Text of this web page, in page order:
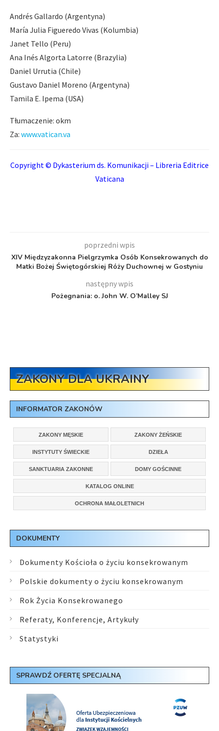
Andrés Gallardo (Argentyna)
María Julia Figueredo Vivas (Kolumbia)
Janet Tello (Peru)
Ana Inés Algorta Latorre (Brazylia)
Daniel Urrutia (Chile)
Gustavo Daniel Moreno (Argentyna)
Tamila E. Ipema (USA)
Tłumaczenie: okm
Za: www.vatican.va
Copyright © Dykasterium ds. Komunikacji – Libreria Editrice
Vaticana
poprzedni wpis
XIV Międzyzakonna Pielgrzymka Osób Konsekrowanych do
Matki Bożej Świętogórskiej Róży Duchownej w Gostyniu
następny wpis
Pożegnania: o. John W. O’Malley SJ
ZAKONY DLA UKRAINY
INFORMATOR ZAKONÓW
ZAKONY MĘSKIE ZAKONY ŻEŃSKIE
INSTYTUTY ŚWIECKIE DZIEŁA
SANKTUARIA ZAKONNE DOMY GOŚCINNE
KATALOG ONLINE
OCHRONA MAŁOLETNICH
DOKUMENTY
Dokumenty Kościoła o życiu konsekrowanym
Polskie dokumenty o życiu konsekrowanym
Rok Życia Konsekrowanego
Referaty, Konferencje, Artykuły
Statystyki
SPRAWDŹ OFERTĘ SPECJALNĄ